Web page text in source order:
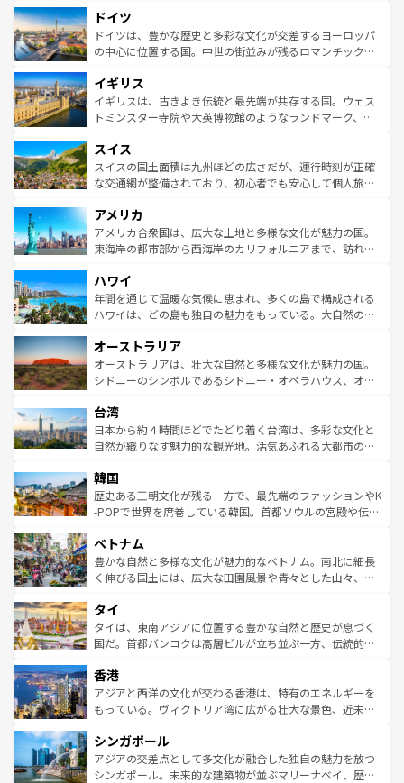
せる。地方によって風土や気候が異なるスペインはその個
性で訪れる人を魅了する。 なお、新着のスペイン情報は コ
ンテンツ一覧を参照してほしい。
で、幅広い魅力が詰まっている。華麗な宮殿、歴史的な大
聖堂、美しいビーチ、そして豊かな自然が、訪れる者を心
から魅了する。また、フランスは美食の国としても知ら
いる。シャンパンの発祥地であるランス、プロヴァンスの
香り高いラベンダー畑など、多彩な楽しみ方が可能だ。さ
らに、パリ以外の地域にも魅力が溢れており、どの街角に
れる地方に足を運ぶとそれぞれで全く異なる文化を体験で
きるだろう。 なお、新着のフランス情報はコンテンツ一覧
を参照してほしい。
ドイツ
ドイツは、豊かな歴史と多彩な文化が交差するヨーロッパ
の中心に位置する国。中世の街並みが残るロマンチック街
顔を持つこの国は、どこを歩いても飽きることがない。ベ
ルリンの文化的活気、バイエルン州のアルプスの絶景、そ
してライン川沿いのワイン畑といった風景は必見。ビール
は、お酒好きな人にはぜひ体験してほしい。 なお、新着の
ドイツ情報はコンテンツ一覧を参照してほしい。
イギリス
イギリスは、古きよき伝統と最先端が共存する国。ウェス
トミンスター寺院や大英博物館のようなランドマーク、歴
リアごとに異なる魅力がある。また、優雅なアフタヌーン
ティー、ビール好きにはたまらない英国パブ、サッカー観
戦など、本場だからこそできる体験も豊富。イギリスを旅
ンツ一覧を参照してほしい。
スイス
スイスの国土面積は九州ほどの広さだが、運行時刻が正確
な交通網が整備されており、初心者でも安心して個人旅行
の建物がそのまま残る町や、スイスならではのユニークな
博物館もあり、アルプス観光だけでなく町歩きも満喫する
ことができる。国民の所得が高いため物価も高いが、旅行
ば市内交通費無料で観光を楽しむこともできる。 なお、新
着のスイス情報はコンテンツ一覧 を参照してほしい。
アメリカ
アメリカ合衆国は、広大な土地と多様な文化が魅力の国。
東海岸の都市部から西海岸のカリフォルニアまで、訪れる
のような巨大都市は、観光、ショッピング、エンターテイ
ンメントが詰まった刺激的なスポットだ。一方、アメリカ
西部には大自然が広がり、グランドキャニオンやイエロー
部のニューオーリンズでは、音楽と美食が融合した独特の
文化が魅力。旅行者はアメリカの各地域で異なる魅力を楽
しみながら、その多様性と豊かな歴史を感じることができ
ならではの贅沢な旅のスタイルだ。 なお、新着のアメリカ
情報はコンテンツ一覧を参照してほしい。
ハワイ
年間を通じて温暖な気候に恵まれ、多くの島で構成される
ハワイは、どの島も独自の魅力をもっている。大自然の神
ワイ島は見逃せない。また、定番の観光地といえばオアフ
島だが、静かな自然を求めるならマウイ島やカウアイ島が
おすすめ。エメラルドグリーンに輝く海をはじめ、豊かな
れるおもてなしの心で訪れる人々を迎えてくれるハワイの
人々、おいしいローカルフードやハワイアンミュージッ
ク、伝統的なフラダンスなど、すべてがハワイの魅力を彩
ワイを、存分に味わってほしい。 なお、新着のハワイ情報
はコンテンツ一覧を参照してほしい。
オーストラリア
オーストラリアは、壮大な自然と多様な文化が魅力の国。
シドニーのシンボルであるシドニー・オペラハウス、オー
リアリーフや大陸中央部にそびえるウルル（エアーズロッ
ク）、タスマニアの美しい原生林やケアンズの熱帯雨林な
ど、見どころがたくさん。また、カフェやワイン、オージ
いる。アクティビティも充実しており、サーフィンやダイ
ビング、ハイキングなど、アウトドア好きにはたまらな
い。オーストラリアの多彩な魅力を存分に味わいつくそ
参照してほしい。
台湾
日本から約４時間ほどでたどり着く台湾は、多彩な文化と
自然が織りなす魅力的な観光地。活気あふれる大都市の台
ン）、静ひつな山岳地帯である台湾東部など、都市の喧騒
と山間の静けさが共存しており、訪れる人に新しい発見と
驚きをもたらしてくれる。また、奥深い台湾の食文化も魅
容にもいいと評判のスイーツなど、バラエティ豊かな料理
が味わえる。 なお、新着の台湾情報は コンテンツ一覧を参
照してほしい。
韓国
歴史ある王朝文化が残る一方で、最先端のファッションやK
-POPで世界を席巻している韓国。首都ソウルの宮殿や伝統
き、地方に足を延ばせば四季折々の自然美を楽しむことが
できる。そして、キムチや焼肉、絶品のストリートフード
まで、さまざまな韓国料理が待っている。夜には、韓国な
リティに包まれながら、韓国の多彩な魅力を心ゆくまで味
わってみてほしい。 なお、新着の韓国情報はコンテンツ一
覧を参照してほしい。
ベトナム
豊かな自然と多様な文化が魅力的なベトナム。南北に細長
く伸びる国土には、広大な田園風景や青々とした山々、世
急速な発展と共に伝統が息づく。ハノイの古い町並みやホ
ーチミン市のフランス統治時代の建物も、独特の雰囲気を
醸し出している。また、バラエティの豊かさとおいしさで
とつ。フォーやバインミー、ベトナムコーヒーなどは、ぜ
ひ現地で味わいたい。どの地域を訪れてもあたたかい人々
が旅行者を迎えてくれるので、きっと忘れられない旅にな
参照してほしい。
タイ
タイは、東南アジアに位置する豊かな自然と歴史が息づく
国だ。首都バンコクは高層ビルが立ち並ぶ一方、伝統的な
の活気が交差している。北部ではチェンマイなどの山岳地
帯で自然と触れ合い、南部ではプーケットやクラビの美し
いビーチでリゾート気分を楽しむことができる。タイ料理
激する。気候は一年中温暖で、どの季節にも異なる楽しみ
が待っている。親しみやすいタイの人々、仏教を中心とし
た文化、そして多様な観光資源が、訪れる旅人を魅了し続
香港
アジアと西洋の文化が交わる香港は、特有のエネルギーを
もっている。ヴィクトリア湾に広がる壮大な景色、近未来
み、どこを訪れても感動するはず。観光スポットが密集し
ており、効率よく見どころを回れるのも魅力。息をのむよ
うな絶景から文化的な体験まで、香港を存分に楽しみ尽く
シンガポール
アジアの交差点として多文化が融合した独自の魅力を放つ
シンガポール。未来的な建築物が並ぶマリーナベイ、歴史